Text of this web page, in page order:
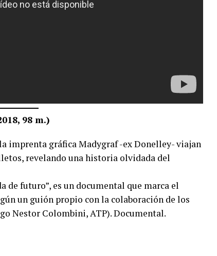
98 m.)
imprenta gráfica Madygraf -ex Donelley- viajan
revelando una historia olvidada del
de futuro”, es un documental que marca el
un guión propio con la colaboración de los
Nestor Colombini, ATP). Documental.